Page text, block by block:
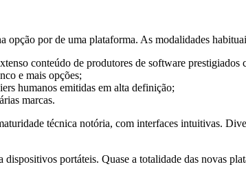
opção por de uma plataforma. As modalidades
conteúdo de produtores de software
e mais opções;
humanos emitidas em alta definição;
marcas.
técnica notória, com interfaces intuitivas.
portáteis. Quase a totalidade das novas